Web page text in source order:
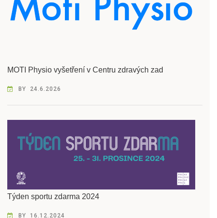
MOTI Physio vyšetření v Centru zdravých zad
BY 24.6.2026
Týden sportu zdarma 2024
BY 16.12.2024